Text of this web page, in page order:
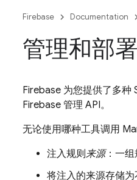
Firebase Documentation
管理和部
Firebase 为您提供了多种
Firebase 管理 API。
无论使用哪种工具调用
注入规则来源：一组
将注入的来源存储为